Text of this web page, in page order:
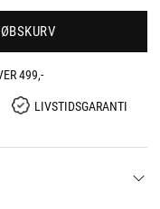
499,-
LIVSTIDSGARANTI